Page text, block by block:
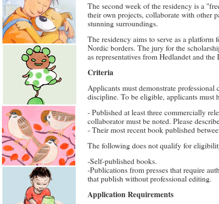
The second week of the residency is a
their own projects, collaborate with other
stunning surroundings.
The residency aims to serve as a
Nordic borders. The jury for the
as representatives from Hedlandet and
Criteria
Applicants must demonstrate
discipline. To be eligible, applicants must
- Published at least three commercially
collaborator must be noted. Please
- Their most recent book published
The following does not qualify for
-Self-published books.
-Publications from presses that require
that publish without professional editing.
Application Requirements